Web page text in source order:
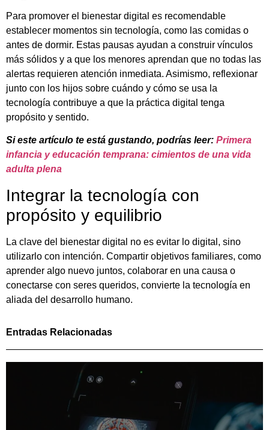
Para promover el bienestar digital es recomendable
establecer momentos sin tecnología, como las comidas o
antes de dormir. Estas pausas ayudan a construir vínculos
más sólidos y a que los menores aprendan que no todas las
alertas requieren atención inmediata. Asimismo, reflexionar
junto con los hijos sobre cuándo y cómo se usa la
tecnología contribuye a que la práctica digital tenga
propósito y sentido.
Si este artículo te está gustando, podrías leer: Primera
infancia y educación temprana: cimientos de una vida
adulta plena
Integrar la tecnología con
propósito y equilibrio
La clave del bienestar digital no es evitar lo digital, sino
utilizarlo con intención. Compartir objetivos familiares, como
aprender algo nuevo juntos, colaborar en una causa o
conectarse con seres queridos, convierte la tecnología en
aliada del desarrollo humano.
Entradas Relacionadas